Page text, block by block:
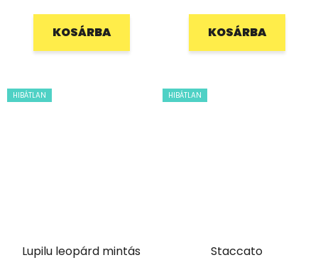
KOSÁRBA KOSÁRBA
HIBÁTLAN
Lupilu leopárd mintás
HIBÁTLAN
Staccato